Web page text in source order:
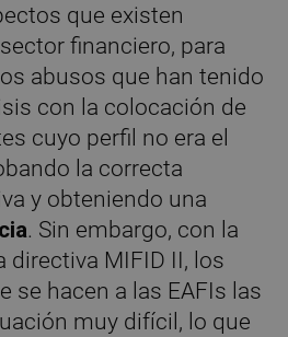
que existen
financiero, para
abusos que han tenido
con la colocación de
cuyo perfil no era el
la correcta
y obteniendo una
. Sin embargo, con la
directiva MIFID II, los
se hacen a las EAFIs las
muy difícil, lo que